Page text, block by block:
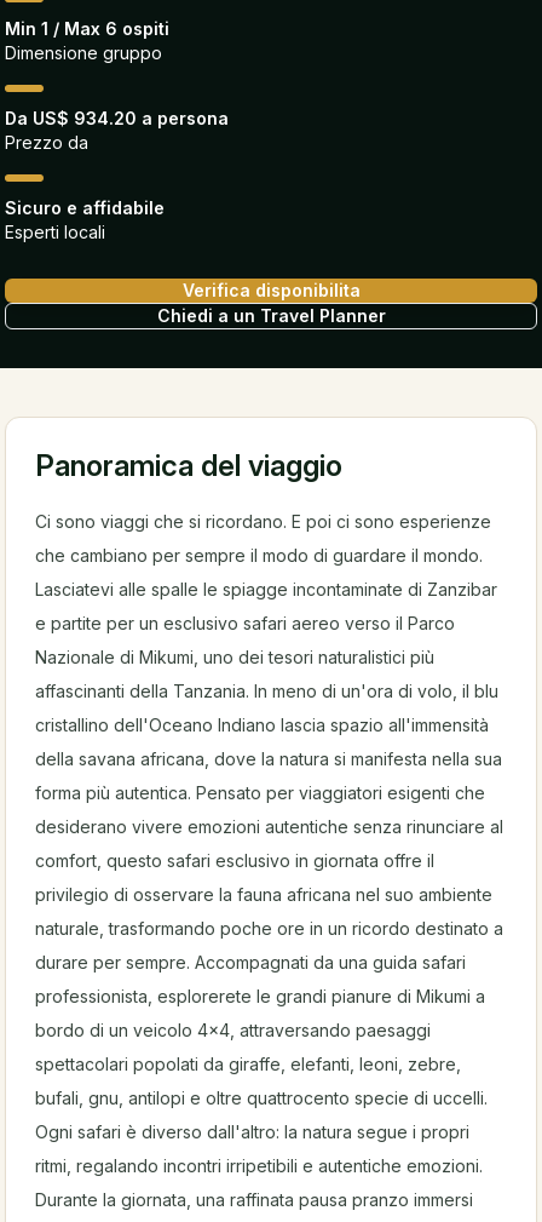
Min 1 / Max 6 ospiti
Dimensione gruppo
Da US$ 934.20 a persona
Prezzo da
Sicuro e affidabile
Esperti locali
Verifica disponibilita
Chiedi a un Travel Planner
Panoramica del viaggio
Ci sono viaggi che si ricordano. E poi ci sono esperienze
che cambiano per sempre il modo di guardare il mondo.
Lasciatevi alle spalle le spiagge incontaminate di Zanzibar
e partite per un esclusivo safari aereo verso il Parco
Nazionale di Mikumi, uno dei tesori naturalistici più
affascinanti della Tanzania. In meno di un'ora di volo, il blu
cristallino dell'Oceano Indiano lascia spazio all'immensità
della savana africana, dove la natura si manifesta nella sua
forma più autentica. Pensato per viaggiatori esigenti che
desiderano vivere emozioni autentiche senza rinunciare al
comfort, questo safari esclusivo in giornata offre il
privilegio di osservare la fauna africana nel suo ambiente
naturale, trasformando poche ore in un ricordo destinato a
durare per sempre. Accompagnati da una guida safari
professionista, esplorerete le grandi pianure di Mikumi a
bordo di un veicolo 4x4, attraversando paesaggi
spettacolari popolati da giraffe, elefanti, leoni, zebre,
bufali, gnu, antilopi e oltre quattrocento specie di uccelli.
Ogni safari è diverso dall'altro: la natura segue i propri
ritmi, regalando incontri irripetibili e autentiche emozioni.
Durante la giornata, una raffinata pausa pranzo immersi